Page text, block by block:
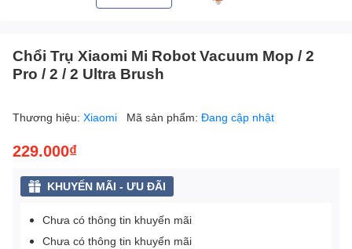
Chổi Trụ Xiaomi Mi Robot Vacuum Mop / 2
Pro / 2 / 2 Ultra Brush
Thương hiệu: Xiaomi Mã sản phẩm: Đang cập nhật
229.000₫
KHUYẾN MÃI - ƯU ĐÃI
Chưa có thông tin khuyến mãi
Chưa có thông tin khuyến mãi